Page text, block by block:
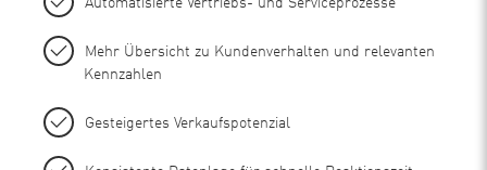
Automatisierte Vertriebs- und Serviceprozesse
Mehr Übersicht zu Kundenverhalten und relevanten
Kennzahlen
Gesteigertes Verkaufspotenzial